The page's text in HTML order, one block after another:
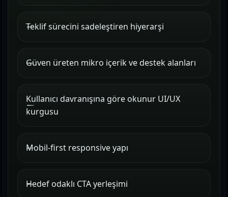
Teklif sürecini sadeleştiren hiyerarşi
Güven üreten mikro içerik ve destek alanları
Kullanıcı davranışına göre okunur UI/UX
kurgusu
Mobil-first responsive yapı
Hedef odaklı CTA yerleşimi